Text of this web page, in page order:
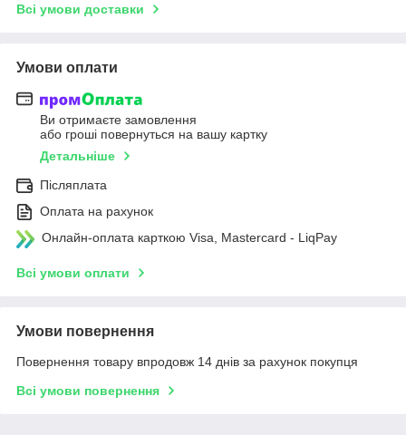
Всі умови доставки
Умови оплати
Ви отримаєте замовлення
або гроші повернуться на вашу картку
Детальніше
Післяплата
Оплата на рахунок
Онлайн-оплата карткою Visa, Mastercard - LiqPay
Всі умови оплати
Умови повернення
Повернення товару впродовж 14 днів за рахунок покупця
Всі умови повернення